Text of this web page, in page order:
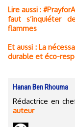
Lire aussi :
faut s’inquiéter
flammes
Et aussi : La
durable et éco-
Hanan Ben Rhouma
Rédactrice en
auteur